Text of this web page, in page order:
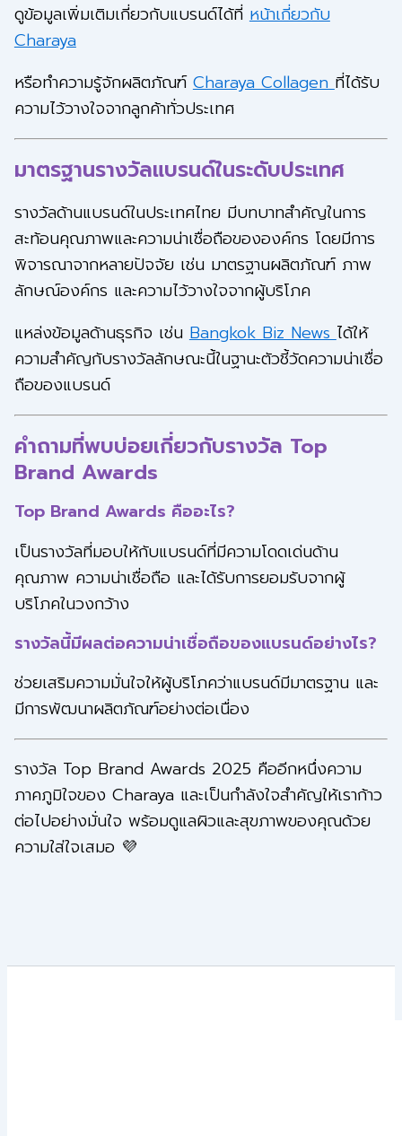
ดูข้อมูลเพิ่มเติมเกี่ยวกับแบรนด์ได้ที่หน้าเกี่ยวกับ
Charaya
หรือทำความรู้จักผลิตภัณฑ์Charaya Collagenที่ได้รับ
ความไว้วางใจจากลูกค้าทั่วประเทศ
มาตรฐานรางวัลแบรนด์ในระดับประเทศ
รางวัลด้านแบรนด์ในประเทศไทย มีบทบาทสำคัญในการ
สะท้อนคุณภาพและความน่าเชื่อถือขององค์กร โดยมีการ
พิจารณาจากหลายปัจจัย เช่น มาตรฐานผลิตภัณฑ์ ภาพ
ลักษณ์องค์กร และความไว้วางใจจากผู้บริโภค
แหล่งข้อมูลด้านธุรกิจ เช่นBangkok Biz Newsได้ให้
ความสำคัญกับรางวัลลักษณะนี้ในฐานะตัวชี้วัดความน่าเชื่อ
ถือของแบรนด์
คำถามที่พบบ่อยเกี่ยวกับรางวัล Top
Brand Awards
Top Brand Awards คืออะไร?
เป็นรางวัลที่มอบให้กับแบรนด์ที่มีความโดดเด่นด้าน
คุณภาพ ความน่าเชื่อถือ และได้รับการยอมรับจากผู้
บริโภคในวงกว้าง
รางวัลนี้มีผลต่อความน่าเชื่อถือของแบรนด์อย่างไร?
ช่วยเสริมความมั่นใจให้ผู้บริโภคว่าแบรนด์มีมาตรฐาน และ
มีการพัฒนาผลิตภัณฑ์อย่างต่อเนื่อง
รางวัล Top Brand Awards 2025 คืออีกหนึ่งความ
ภาคภูมิใจของ Charaya และเป็นกำลังใจสำคัญให้เราก้าว
ต่อไปอย่างมั่นใจ พร้อมดูแลผิวและสุขภาพของคุณด้วย
ความใส่ใจเสมอ 💜